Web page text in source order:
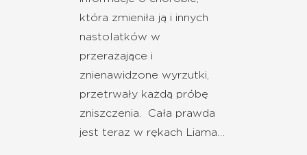
która zmieniła ją i innych
nastolatków w
przerażające i
znienawidzone wyrzutki,
przetrwały każdą próbę
zniszczenia. Cała prawda
jest teraz w rękach Liama…